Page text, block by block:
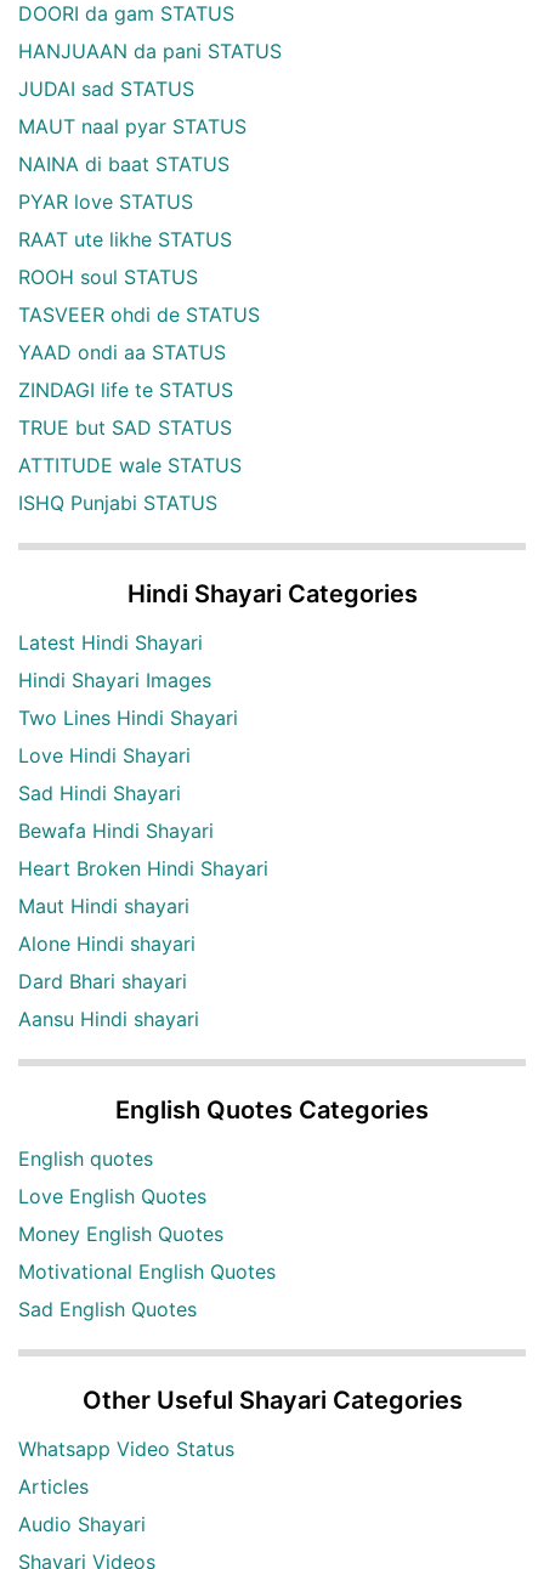
DOORI da gam STATUS
HANJUAAN da pani STATUS
JUDAI sad STATUS
MAUT naal pyar STATUS
NAINA di baat STATUS
PYAR love STATUS
RAAT ute likhe STATUS
ROOH soul STATUS
TASVEER ohdi de STATUS
YAAD ondi aa STATUS
ZINDAGI life te STATUS
TRUE but SAD STATUS
ATTITUDE wale STATUS
ISHQ Punjabi STATUS
Hindi Shayari Categories
Latest Hindi Shayari
Hindi Shayari Images
Two Lines Hindi Shayari
Love Hindi Shayari
Sad Hindi Shayari
Bewafa Hindi Shayari
Heart Broken Hindi Shayari
Maut Hindi shayari
Alone Hindi shayari
Dard Bhari shayari
Aansu Hindi shayari
English Quotes Categories
English quotes
Love English Quotes
Money English Quotes
Motivational English Quotes
Sad English Quotes
Other Useful Shayari Categories
Whatsapp Video Status
Articles
Audio Shayari
Shayari Videos